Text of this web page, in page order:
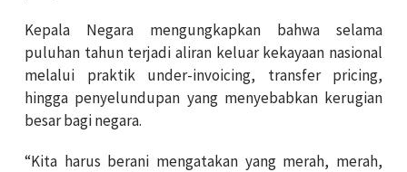
Kepala Negara mengungkapkan bahwa selama
puluhan tahun terjadi aliran keluar kekayaan nasional
melalui praktik under-invoicing, transfer pricing,
hingga penyelundupan yang menyebabkan kerugian
besar bagi negara.
“Kita harus berani mengatakan yang merah, merah,